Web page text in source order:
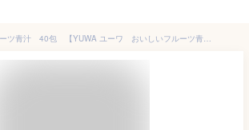
■おいしいフルーツ青汁 40包 【YUWA ユーワ おいしいフルーツ青汁40包 健康食品 サプリメント 国産大麦若葉】